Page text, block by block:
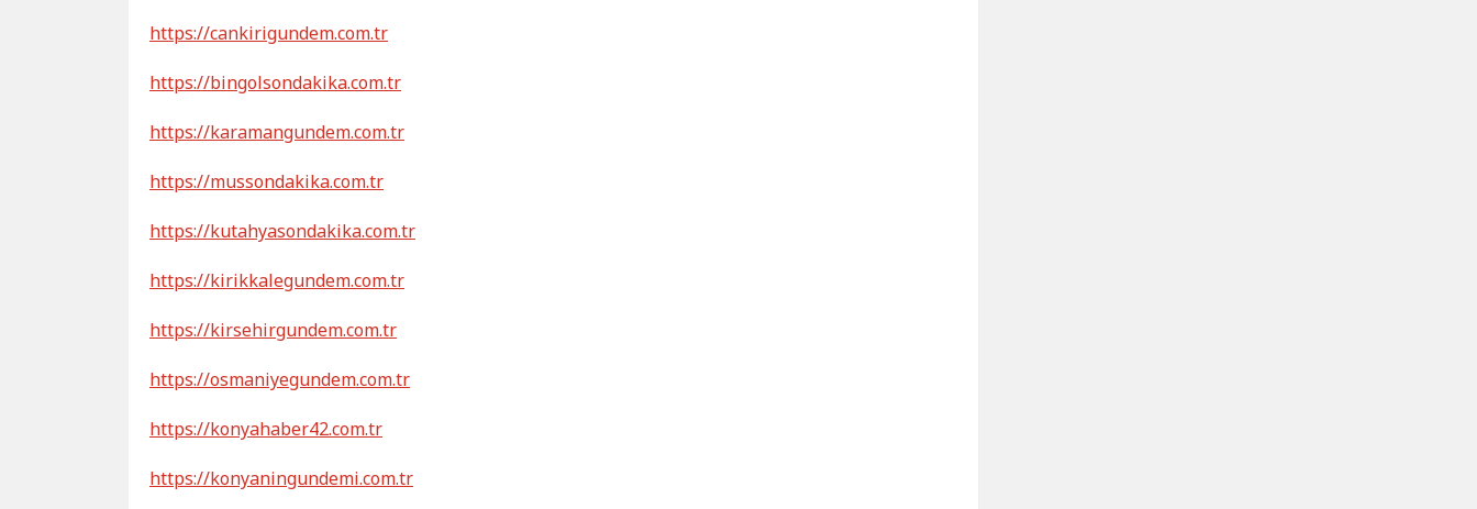
https://cankirigundem.com.tr
https://bingolsondakika.com.tr
https://karamangundem.com.tr
https://mussondakika.com.tr
https://kutahyasondakika.com.tr
https://kirikkalegundem.com.tr
https://kirsehirgundem.com.tr
https://osmaniyegundem.com.tr
https://konyahaber42.com.tr
https://konyaningundemi.com.tr